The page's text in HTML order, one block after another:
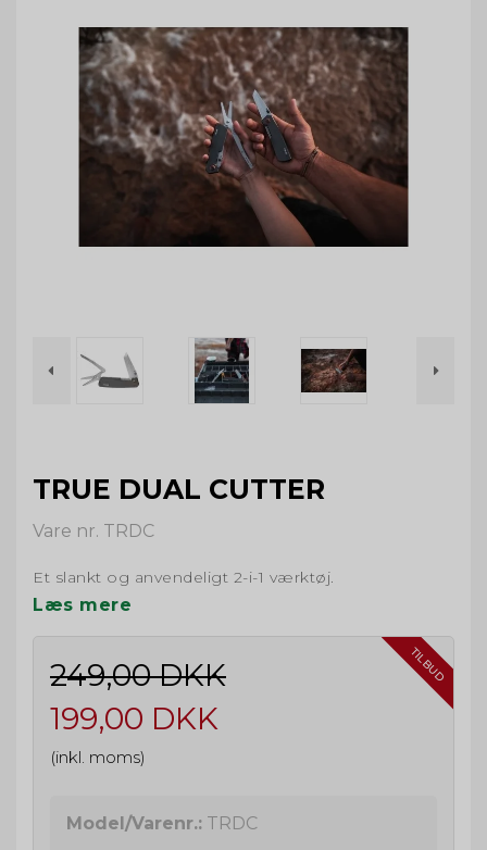
TRUE DUAL CUTTER
Vare nr. TRDC
Et slankt og anvendeligt 2-i-1 værktøj.
Læs mere
TILBUD
249,00 DKK
199,00 DKK
(inkl. moms)
Model/Varenr.: TRDC